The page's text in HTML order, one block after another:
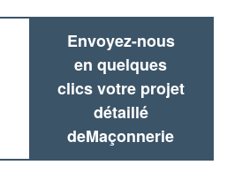
Envoyez-nous
en quelques
clics votre projet
détaillé
deMaçonnerie